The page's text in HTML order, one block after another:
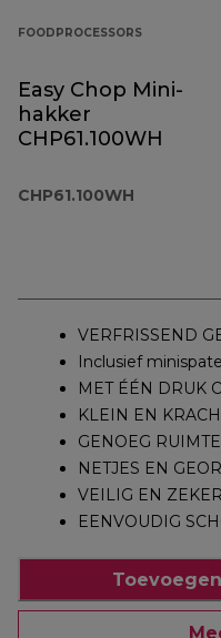
FOODPROCESSORS
Easy Chop Mini-
hakker
CHP61.100WH
CHP61.100WH
VERFRISSEND
Inclusief minispatel
MET ÉÉN DRUK
KLEIN EN
GENOEG RUIMTE
NETJES EN
VEILIG EN ZEKER
EENVOUDIG